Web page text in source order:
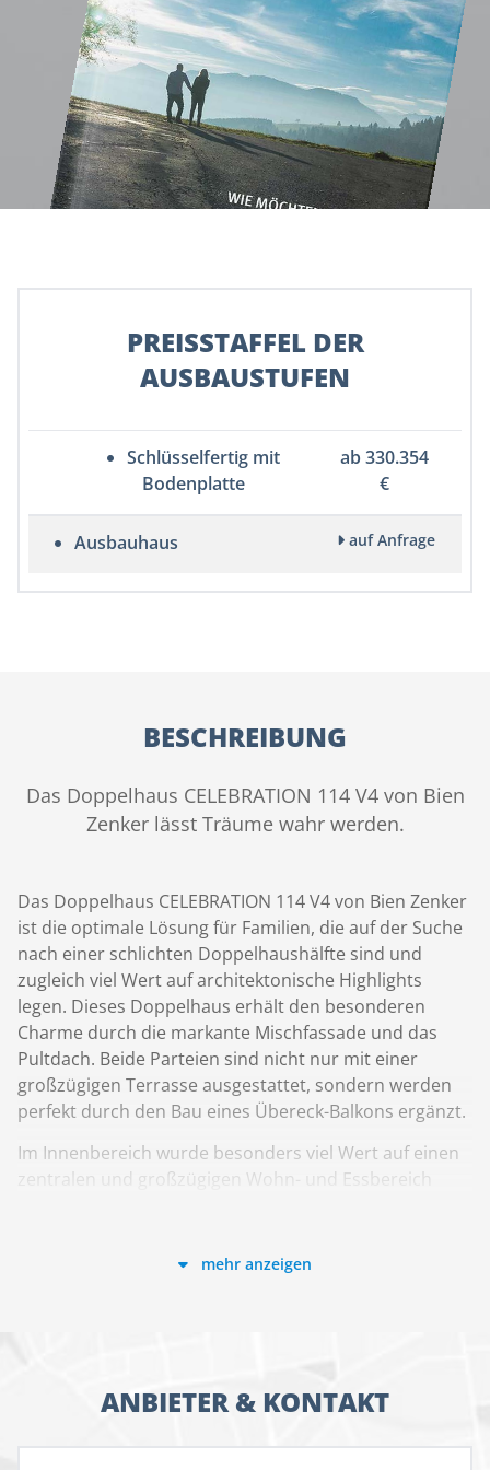
PREISSTAFFEL DER
AUSBAUSTUFEN
Schlüsselfertig mit
Bodenplatte
ab 330.354
€
Ausbauhaus auf Anfrage
BESCHREIBUNG
Das Doppelhaus CELEBRATION 114 V4 von Bien
Zenker lässt Träume wahr werden.
Das Doppelhaus CELEBRATION 114 V4 von Bien Zenker
ist die optimale Lösung für Familien, die auf der Suche
nach einer schlichten Doppelhaushälfte sind und
zugleich viel Wert auf architektonische Highlights
legen. Dieses Doppelhaus erhält den besonderen
Charme durch die markante Mischfassade und das
Pultdach. Beide Parteien sind nicht nur mit einer
großzügigen Terrasse ausgestattet, sondern werden
perfekt durch den Bau eines Übereck-Balkons ergänzt.
Im Innenbereich wurde besonders viel Wert auf einen
zentralen und großzügigen Wohn- und Essbereich
Technikraum. Das Obergeschoss hingegen ist
dementsprechend ideal für Familien mit bis zu zwei
mehr anzeigen
ANBIETER & KONTAKT